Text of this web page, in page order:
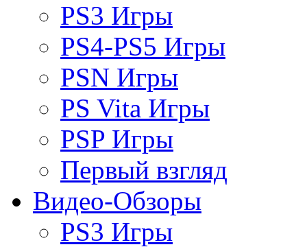
PS3 Игры
PS4-PS5 Игры
PSN Игры
PS Vita Игры
PSP Игры
Первый взгляд
Видео-Обзоры
PS3 Игры